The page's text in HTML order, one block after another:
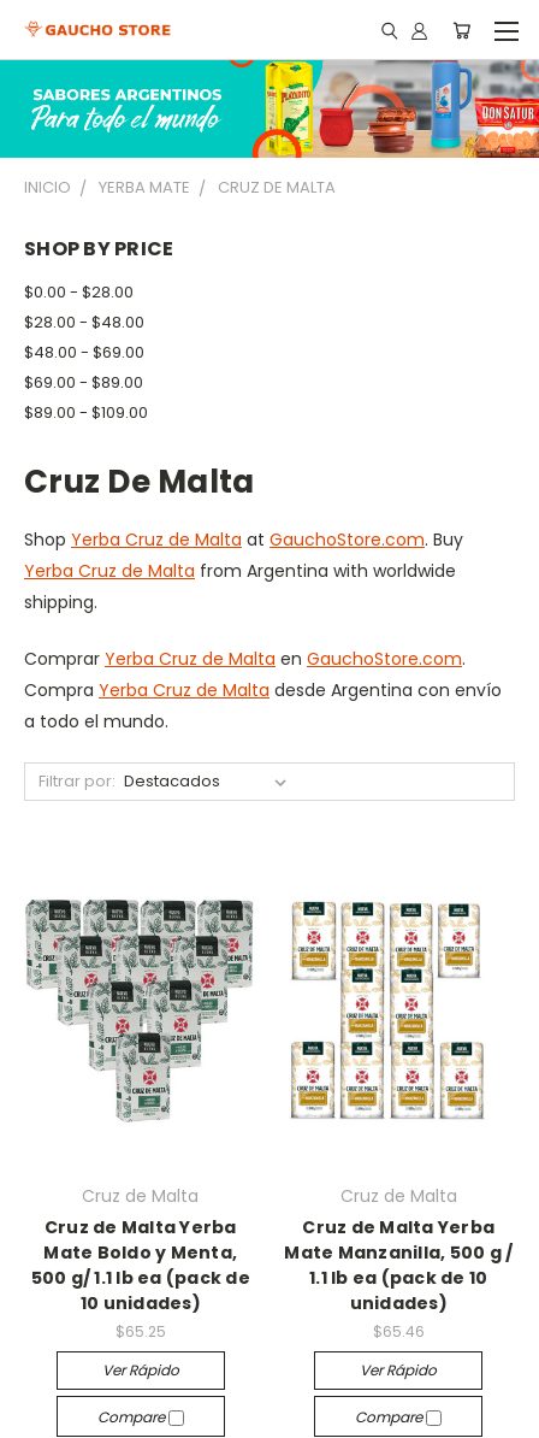
INICIO YERBA MATE CRUZ DE MALTA
SHOP BY PRICE
$0.00 - $28.00
$28.00 - $48.00
$48.00 - $69.00
$69.00 - $89.00
$89.00 - $109.00
Cruz De Malta
Shop Yerba Cruz de Malta at GauchoStore.com. Buy
Yerba Cruz de Malta from Argentina with worldwide
shipping.
Comprar Yerba Cruz de Malta en GauchoStore.com.
Compra Yerba Cruz de Malta desde Argentina con envío
a todo el mundo.
Filtrar por:
Cruz de Malta
Cruz de Malta Yerba
Mate Boldo y Menta,
500 g/ 1.1 lb ea (pack de
10 unidades)
$65.25
Ver Rápido
Compare
Cruz de Malta
Cruz de Malta Yerba
Mate Manzanilla, 500 g /
1.1 lb ea (pack de 10
unidades)
$65.46
Ver Rápido
Compare